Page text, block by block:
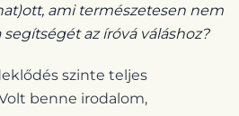
ami természetesen nem
az íróvá váláshoz?
szinte teljes
benne irodalom,